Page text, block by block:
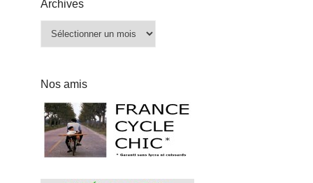
Archives
Archives
Nos amis